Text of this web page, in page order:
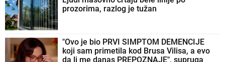
prozorima, razlog je tužan
"Ovo je bio PRVI SIMPTOM DEMENCIJE
koji sam primetila kod Brusa Vilisa, a evo
da li me danas PREPOZNAJE", supruga